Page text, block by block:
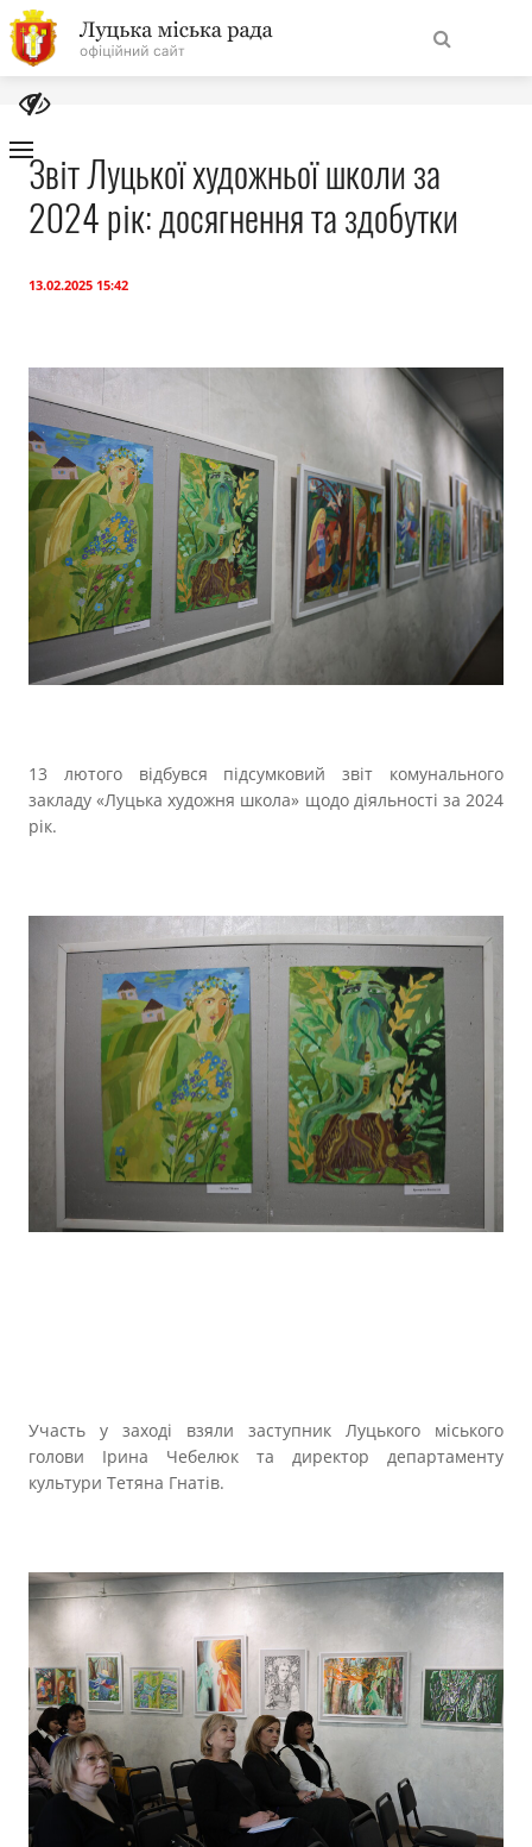
На
головну
НавігаціяПро місто
Публічна інформація
Прозорість влади
Документи
Звіт Луцької художньої школи за
2024 рік: досягнення та здобутки
13.02.2025 15:42
13 лютого відбувся підсумковий звіт комунального
закладу «Луцька художня школа» щодо діяльності за 2024
рік.
Участь у заході взяли заступник Луцького міського
голови Ірина Чебелюк та директор департаменту
культури Тетяна Гнатів.